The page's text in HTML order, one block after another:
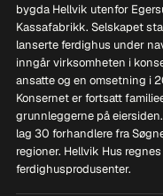
bygda Hellvik utenfor
Kassafabrikk. Selskapet
lanserte ferdighus under
inngår virksomheten i
ansatte og en omsetning i
Konsernet er fortsatt
grunnleggerne på
lag 30 forhandlere fra
regioner. Hellvik Hus
ferdighusprodusenter.